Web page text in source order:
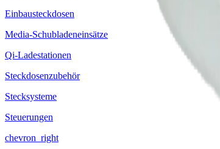
Einbausteckdosen
Media-Schubladeneinsätze
Qi-Ladestationen
Steckdosenzubehör
Stecksysteme
Steuerungen
chevron_right